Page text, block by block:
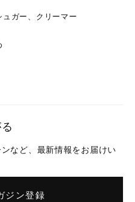
ュガー、クリーマー
など、最新情報をお届けい
ジン登録